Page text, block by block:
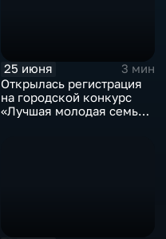
25 июня
3 мин
Открылась регистрация
на городской конкурс
«Лучшая молодая семья